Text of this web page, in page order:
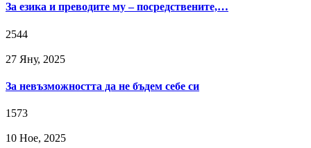
За езика и преводите му – посредствените,…
2544
27 Яну, 2025
За невъзможността да не бъдем себе си
1573
10 Ное, 2025